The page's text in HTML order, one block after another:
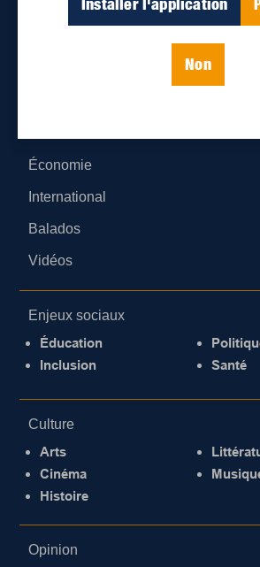
Non
Économie
International
Balados
Vidéos
Enjeux sociaux
Éducation
Inclusion
Santé
Culture
Arts
Cinéma
Histoire
Opinion